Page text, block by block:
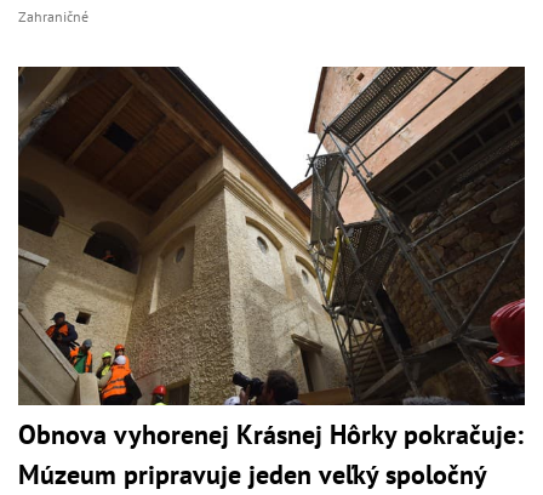
Zahraničné
Obnova vyhorenej Krásnej Hôrky pokračuje:
Múzeum pripravuje jeden veľký spoločný